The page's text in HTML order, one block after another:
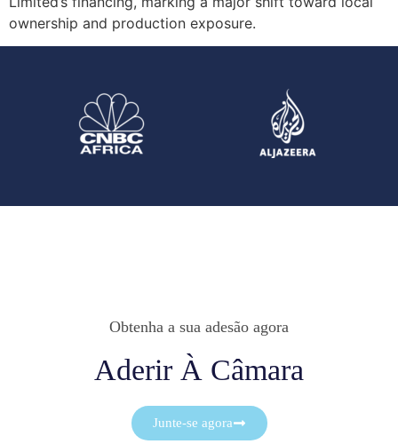
ownership and production exposure.
Obtenha a sua adesão agora
Aderir À Câmara
Junte-se agora